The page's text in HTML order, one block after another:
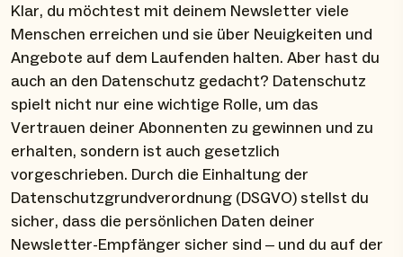
Klar, du möchtest mit deinem Newsletter viele
Menschen erreichen und sie über Neuigkeiten und
Angebote auf dem Laufenden halten. Aber hast du
auch an den Datenschutz gedacht? Datenschutz
spielt nicht nur eine wichtige Rolle, um das
Vertrauen deiner Abonnenten zu gewinnen und zu
erhalten, sondern ist auch gesetzlich
vorgeschrieben. Durch die Einhaltung der
Datenschutzgrundverordnung (DSGVO) stellst du
sicher, dass die persönlichen Daten deiner
Newsletter-Empfänger sicher sind – und du auf der